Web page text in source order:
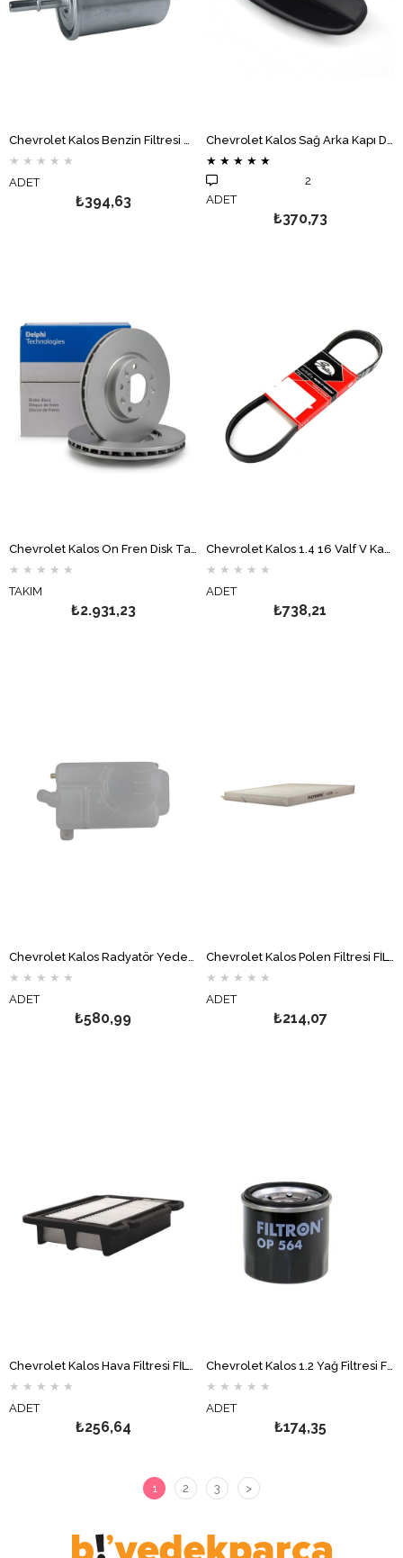
Chevrolet Kalos Benzin Filtresi BOSCH
★ ★ ★ ★ ★
ADET
₺394,63
Chevrolet Kalos Sağ Arka Kapı Dış Kolu
★ ★ ★ ★ ★
2
ADET
₺370,73
★ ★ ★ ★ ★
TAKIM
₺2.931,23
★ ★ ★ ★ ★
ADET
₺738,21
Chevrolet Kalos Radyatör Yedek Su Deposu
★ ★ ★ ★ ★
ADET
₺580,99
Chevrolet Kalos Polen Filtresi FİLTRON
★ ★ ★ ★ ★
ADET
₺214,07
★ ★ ★ ★ ★
ADET
₺256,64
★ ★ ★ ★ ★
ADET
₺174,35
1 2 3 >